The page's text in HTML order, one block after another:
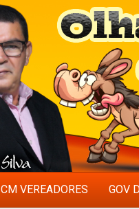
CM VEREADORES GOV